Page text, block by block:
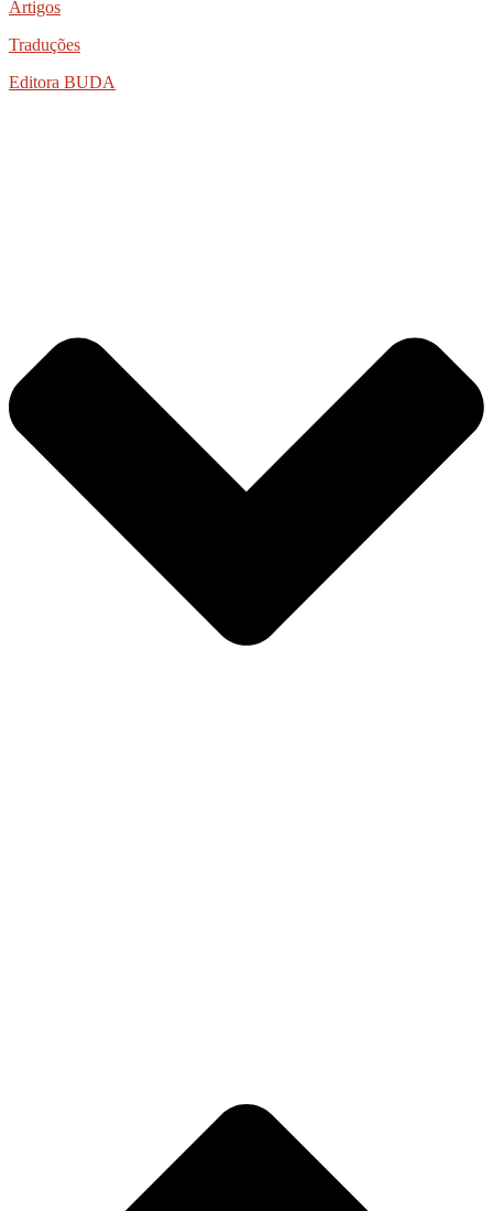
Artigos
Traduções
Editora BUDA